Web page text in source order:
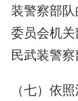
装警察部
委员会机
民武装警
（七）依